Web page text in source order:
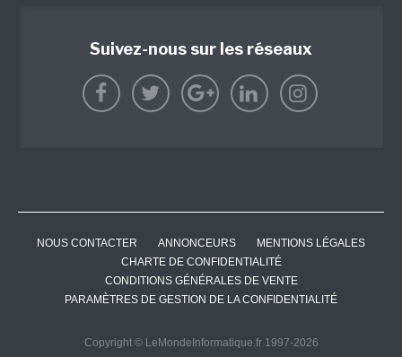
Suivez-nous sur les réseaux
NOUS CONTACTER ANNONCEURS
MENTIONS LÉGALES
CHARTE DE CONFIDENTIALITÉ
CONDITIONS GÉNÉRALES DE VENTE
PARAMÈTRES DE GESTION DE LA CONFIDENTIALITÉ
Copyright © LeMondeInformatique.fr 1997-2026